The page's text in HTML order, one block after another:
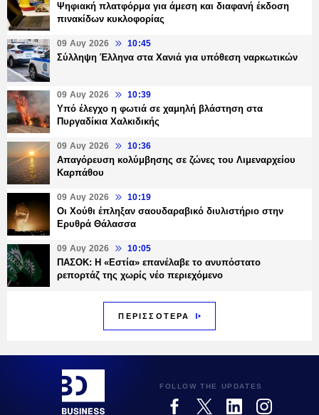
Ψηφιακή πλατφόρμα για άμεση και διαφανή έκδοση
πινακίδων κυκλοφορίας
09 Αυγ 2026 10:45
Σύλληψη Έλληνα στα Χανιά για υπόθεση ναρκωτικών
09 Αυγ 2026 10:39
Υπό έλεγχο η φωτιά σε χαμηλή βλάστηση στα
Πυργαδίκια Χαλκιδικής
09 Αυγ 2026 10:36
Απαγόρευση κολύμβησης σε ζώνες του Λιμεναρχείου
Καρπάθου
09 Αυγ 2026 10:19
Οι Χούθι έπληξαν σαουδαραβικό διυλιστήριο στην
Ερυθρά Θάλασσα
09 Αυγ 2026 10:05
ΠΑΣΟΚ: Η «Εστία» επανέλαβε το ανυπόστατο
ρεπορτάζ της χωρίς νέο περιεχόμενο
ΠΕΡΙΣΣΟΤΕΡΑ
FOLLOW THE UPDATES